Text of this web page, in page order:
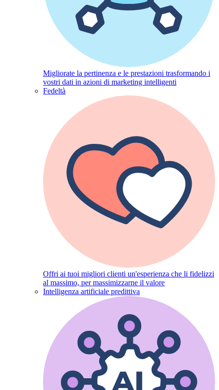
Migliorate la pertinenza e le prestazioni trasformando i
vostri dati in azioni di marketing intelligenti
Fedeltà
Offri ai tuoi migliori clienti un'esperienza che li fidelizzi
al massimo, per massimizzarne il valore
Intelligenza artificiale predittiva